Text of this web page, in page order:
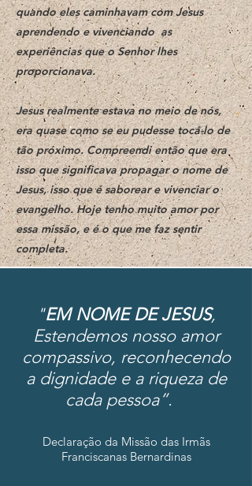
quando eles caminhavam com Jesus
aprendendo e vivenciando as
experiências que o Senhor lhes
proporcionava.
Jesus realmente estava no meio de nós,
era quase como se eu pudesse tocá-lo de
tão próximo. Compreendi então que era
isso que significava propagar o nome de
Jesus, isso que é saborear e vivenciar o
evangelho. Hoje tenho muito amor por
essa missão, e é o que me faz sentir
completa.
"EM NOME DE JESUS,
Estendemos nosso amor
compassivo, reconhecendo
a dignidade e a riqueza de
cada pessoa”.
Declaração da Missão das Irmãs
Franciscanas Bernardinas